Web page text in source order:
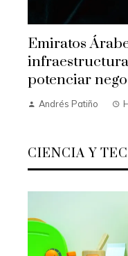
Emiratos
potenciar
Andrés Patiño
CIENCIA Y